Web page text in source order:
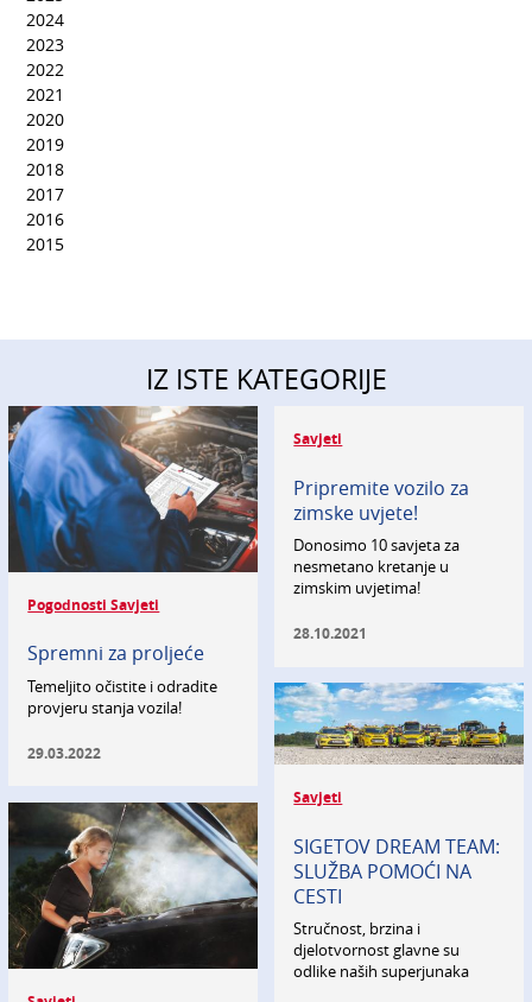
2024
2023
2022
2021
2020
2019
2018
2017
2016
2015
IZ ISTE KATEGORIJE
Pogodnosti Savjeti
Spremni za proljeće
Temeljito očistite i odradite
provjeru stanja vozila!
29.03.2022
Savjeti
Pripremite vozilo za
zimske uvjete!
Donosimo 10 savjeta za
nesmetano kretanje u
zimskim uvjetima!
28.10.2021
Savjeti
SIGETOV DREAM TEAM:
SLUŽBA POMOĆI NA
CESTI
Stručnost, brzina i
djelotvornost glavne su
odlike naših superjunaka